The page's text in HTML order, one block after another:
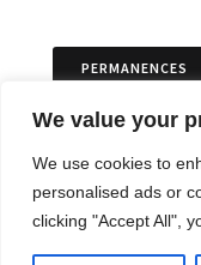
We value your
We use cookies to
personalised ads or
clicking "Accept All",
PERMANENCES
ARTICLES